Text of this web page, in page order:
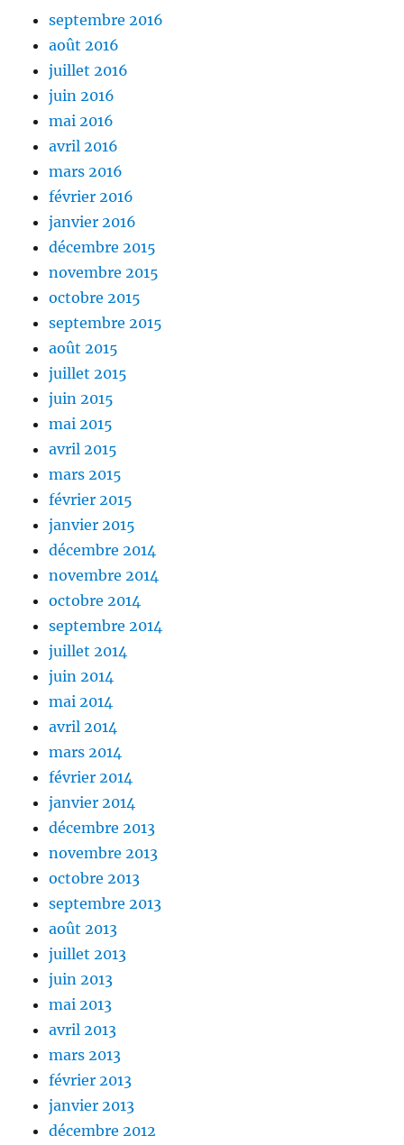
septembre 2016
août 2016
juillet 2016
juin 2016
mai 2016
avril 2016
mars 2016
février 2016
janvier 2016
décembre 2015
novembre 2015
octobre 2015
septembre 2015
août 2015
juillet 2015
juin 2015
mai 2015
avril 2015
mars 2015
février 2015
janvier 2015
décembre 2014
novembre 2014
octobre 2014
septembre 2014
juillet 2014
juin 2014
mai 2014
avril 2014
mars 2014
février 2014
janvier 2014
décembre 2013
novembre 2013
octobre 2013
septembre 2013
août 2013
juillet 2013
juin 2013
mai 2013
avril 2013
mars 2013
février 2013
janvier 2013
décembre 2012